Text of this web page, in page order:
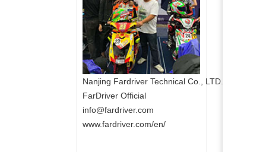
Nanjing Fardriver Technical Co., LTD.
FarDriver Official
info@fardriver.com
www.fardriver.com/en/